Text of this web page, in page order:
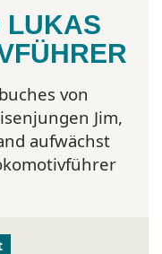
LUKAS
von
Jim,
aufwächst